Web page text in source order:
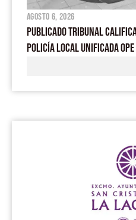
agosto 6, 2026
PUBLICADO TRIBUNAL
POLICÍA LOCAL UNIFICADA